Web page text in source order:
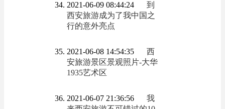
2021-06-09 08:44:24
到
西安旅游成为了我中国之
行的意外亮点
2021-06-08 14:54:35
西
安旅游景区景观照片-大华
1935艺术区
2021-06-07 21:36:56
我